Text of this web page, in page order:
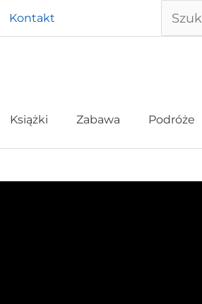
Kontakt Szukaj
Książki Zabawa Podróże